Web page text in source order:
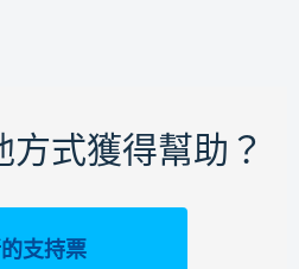
式獲得幫助？
支持票